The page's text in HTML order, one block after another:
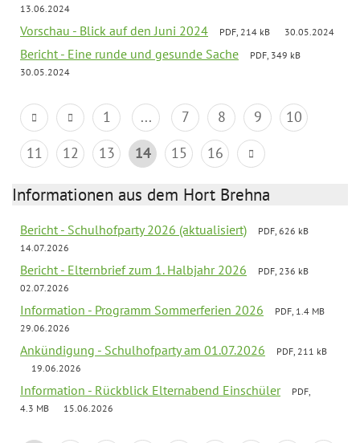
13.06.2024
Vorschau - Blick auf den Juni 2024 PDF, 214 kB 30.05.2024
Bericht - Eine runde und gesunde Sache
PDF, 349 kB
30.05.2024
1 ... 7 8 9
10
11
12 13 14 15 16
Informationen aus dem Hort Brehna
Bericht - Schulhofparty 2026 (aktualisiert)
PDF, 626 kB
14.07.2026
Bericht - Elternbrief zum 1. Halbjahr 2026
PDF, 236 kB
02.07.2026
Information - Programm Sommerferien 2026
PDF, 1.4 MB
29.06.2026
Ankündigung - Schulhofparty am 01.07.2026
PDF, 211 kB
19.06.2026
Information - Rückblick Elternabend Einschüler
PDF,
4.3 MB
15.06.2026